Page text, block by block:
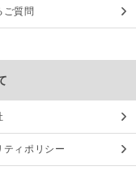
ご質問
ティポリシー